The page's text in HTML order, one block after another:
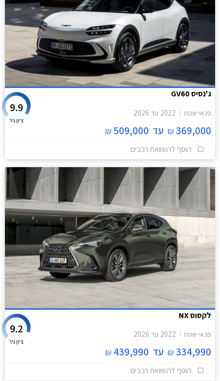
ג'נסיס GV60
פנאי שטח 2022 עד 2026
369,000
₪ עד 509,000
₪
9.9
ציון גיר
הוסף להשוואת רכבים
לקסוס NX
פנאי שטח 2022 עד 2026
334,990
₪ עד 439,990
₪
9.2
ציון גיר
הוסף להשוואת רכבים